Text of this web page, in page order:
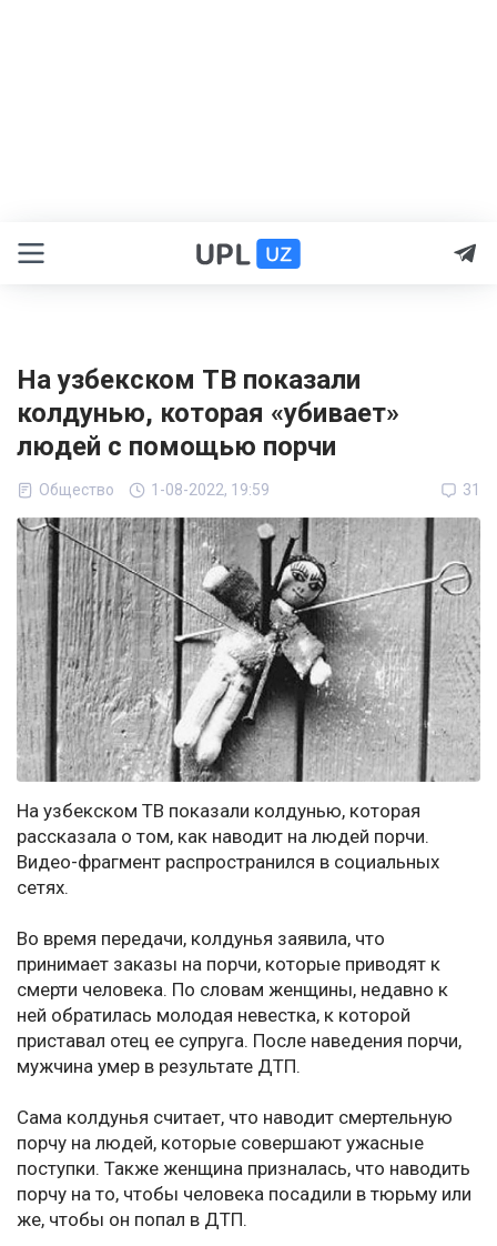
На узбекском ТВ показали
колдунью, которая «убивает»
людей с помощью порчи
Общество 1-08-2022, 19:59 31
На узбекском ТВ показали колдунью, которая
рассказала о том, как наводит на людей порчи.
Видео-фрагмент распространился в социальных
сетях.
Во время передачи, колдунья заявила, что
принимает заказы на порчи, которые приводят к
смерти человека. По словам женщины, недавно к
ней обратилась молодая невестка, к которой
приставал отец ее супруга. После наведения порчи,
мужчина умер в результате ДТП.
Сама колдунья считает, что наводит смертельную
порчу на людей, которые совершают ужасные
поступки. Также женщина призналась, что наводить
порчу на то, чтобы человека посадили в тюрьму или
же, чтобы он попал в ДТП.